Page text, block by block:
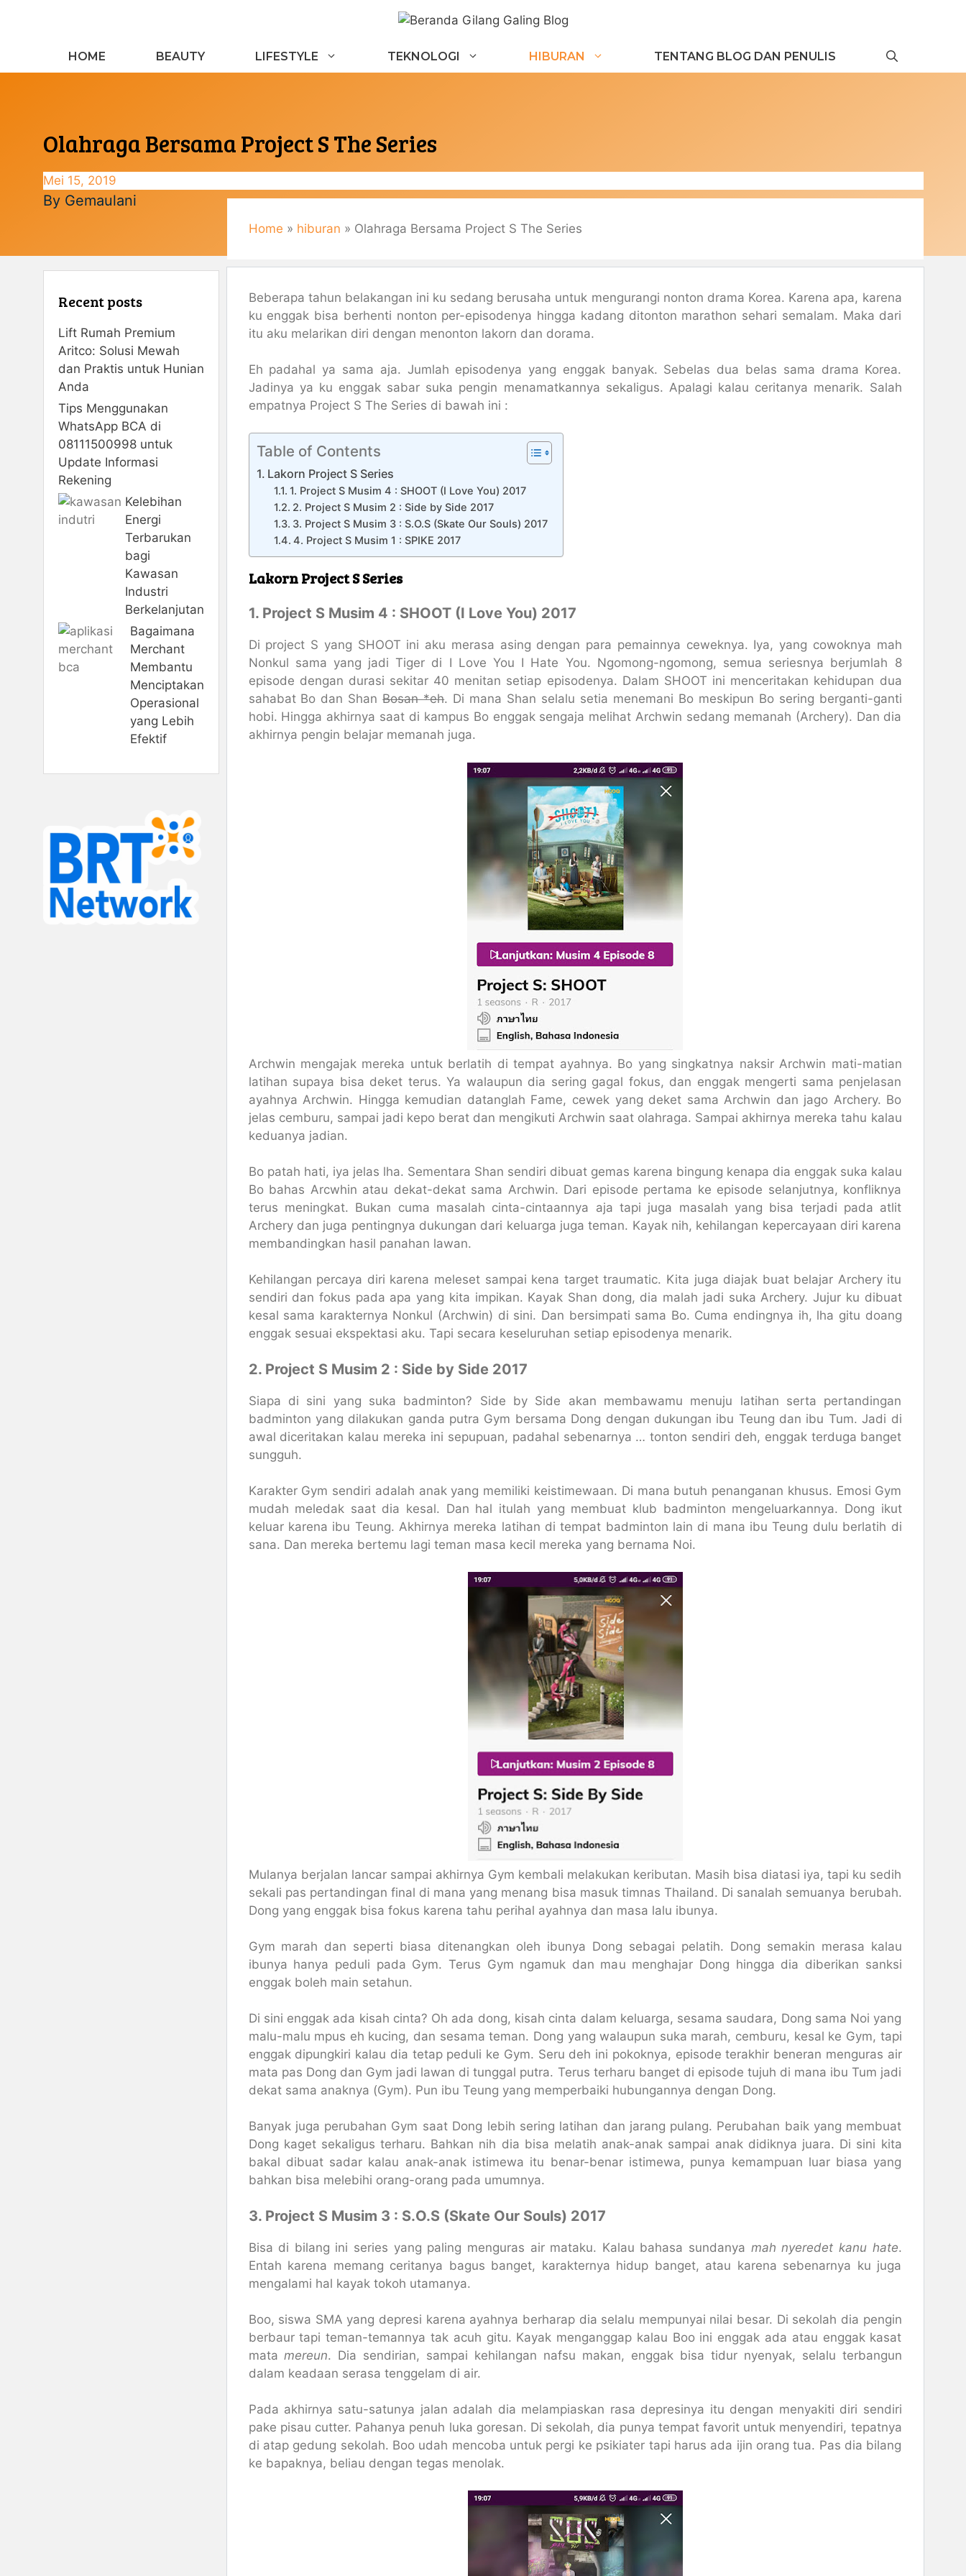
HOME BEAUTY LIFESTYLE TEKNOLOGI HIBURAN TENTANG BLOG DAN PENULIS
Olahraga Bersama Project S The Series
Mei 15, 2019
By Gemaulani
Home » hiburan » Olahraga Bersama Project S The Series
Beberapa tahun belakangan ini ku sedang berusaha untuk mengurangi nonton drama Korea. Karena apa, karena
ku enggak bisa berhenti nonton per-episodenya hingga kadang ditonton marathon sehari semalam. Maka dari
itu aku melarikan diri dengan menonton lakorn dan dorama.
Eh padahal ya sama aja. Jumlah episodenya yang enggak banyak. Sebelas dua belas sama drama Korea.
Jadinya ya ku enggak sabar suka pengin menamatkannya sekaligus. Apalagi kalau ceritanya menarik. Salah
empatnya Project S The Series di bawah ini :
Table of Contents
Lakorn Project S Series
1. Project S Musim 4 : SHOOT (I Love You) 2017
2. Project S Musim 2 : Side by Side 2017
3. Project S Musim 3 : S.O.S (Skate Our Souls) 2017
4. Project S Musim 1 : SPIKE 2017
Lakorn Project S Series
1. Project S Musim 4 : SHOOT (I Love You) 2017
Di project S yang SHOOT ini aku merasa asing dengan para pemainnya ceweknya. Iya, yang cowoknya mah
Nonkul sama yang jadi Tiger di I Love You I Hate You. Ngomong-ngomong, semua seriesnya berjumlah 8
episode dengan durasi sekitar 40 menitan setiap episodenya. Dalam SHOOT ini menceritakan kehidupan dua
sahabat Bo dan ShanBosan *eh. Di mana Shan selalu setia menemani Bo meskipun Bo sering berganti-ganti
hobi. Hingga akhirnya saat di kampus Bo enggak sengaja melihat Archwin sedang memanah (Archery). Dan dia
akhirnya pengin belajar memanah juga.
Archwin mengajak mereka untuk berlatih di tempat ayahnya. Bo yang singkatnya naksir Archwin mati-matian
latihan supaya bisa deket terus. Ya walaupun dia sering gagal fokus, dan enggak mengerti sama penjelasan
ayahnya Archwin. Hingga kemudian datanglah Fame, cewek yang deket sama Archwin dan jago Archery. Bo
jelas cemburu, sampai jadi kepo berat dan mengikuti Archwin saat olahraga. Sampai akhirnya mereka tahu kalau
keduanya jadian.
Bo patah hati, iya jelas lha. Sementara Shan sendiri dibuat gemas karena bingung kenapa dia enggak suka kalau
Bo bahas Arcwhin atau dekat-dekat sama Archwin. Dari episode pertama ke episode selanjutnya, konfliknya
terus meningkat. Bukan cuma masalah cinta-cintaannya aja tapi juga masalah yang bisa terjadi pada atlit
Archery dan juga pentingnya dukungan dari keluarga juga teman. Kayak nih, kehilangan kepercayaan diri karena
membandingkan hasil panahan lawan.
Kehilangan percaya diri karena meleset sampai kena target traumatic. Kita juga diajak buat belajar Archery itu
sendiri dan fokus pada apa yang kita impikan. Kayak Shan dong, dia malah jadi suka Archery. Jujur ku dibuat
kesal sama karakternya Nonkul (Archwin) di sini. Dan bersimpati sama Bo. Cuma endingnya ih, lha gitu doang
enggak sesuai ekspektasi aku. Tapi secara keseluruhan setiap episodenya menarik.
2. Project S Musim 2 : Side by Side 2017
Siapa di sini yang suka badminton? Side by Side akan membawamu menuju latihan serta pertandingan
badminton yang dilakukan ganda putra Gym bersama Dong dengan dukungan ibu Teung dan ibu Tum. Jadi di
awal diceritakan kalau mereka ini sepupuan, padahal sebenarnya … tonton sendiri deh, enggak terduga banget
sungguh.
Karakter Gym sendiri adalah anak yang memiliki keistimewaan. Di mana butuh penanganan khusus. Emosi Gym
mudah meledak saat dia kesal. Dan hal itulah yang membuat klub badminton mengeluarkannya. Dong ikut
keluar karena ibu Teung. Akhirnya mereka latihan di tempat badminton lain di mana ibu Teung dulu berlatih di
sana. Dan mereka bertemu lagi teman masa kecil mereka yang bernama Noi.
Mulanya berjalan lancar sampai akhirnya Gym kembali melakukan keributan. Masih bisa diatasi iya, tapi ku sedih
sekali pas pertandingan final di mana yang menang bisa masuk timnas Thailand. Di sanalah semuanya berubah.
Dong yang enggak bisa fokus karena tahu perihal ayahnya dan masa lalu ibunya.
Gym marah dan seperti biasa ditenangkan oleh ibunya Dong sebagai pelatih. Dong semakin merasa kalau
ibunya hanya peduli pada Gym. Terus Gym ngamuk dan mau menghajar Dong hingga dia diberikan sanksi
enggak boleh main setahun.
Di sini enggak ada kisah cinta? Oh ada dong, kisah cinta dalam keluarga, sesama saudara, Dong sama Noi yang
malu-malu mpus eh kucing, dan sesama teman. Dong yang walaupun suka marah, cemburu, kesal ke Gym, tapi
enggak dipungkiri kalau dia tetap peduli ke Gym. Seru deh ini pokoknya, episode terakhir beneran menguras air
mata pas Dong dan Gym jadi lawan di tunggal putra. Terus terharu banget di episode tujuh di mana ibu Tum jadi
dekat sama anaknya (Gym). Pun ibu Teung yang memperbaiki hubungannya dengan Dong.
Banyak juga perubahan Gym saat Dong lebih sering latihan dan jarang pulang. Perubahan baik yang membuat
Dong kaget sekaligus terharu. Bahkan nih dia bisa melatih anak-anak sampai anak didiknya juara. Di sini kita
bakal dibuat sadar kalau anak-anak istimewa itu benar-benar istimewa, punya kemampuan luar biasa yang
bahkan bisa melebihi orang-orang pada umumnya.
3. Project S Musim 3 : S.O.S (Skate Our Souls) 2017
Bisa di bilang ini series yang paling menguras air mataku. Kalau bahasa sundanya mah nyeredet kanu hate.
Entah karena memang ceritanya bagus banget, karakternya hidup banget, atau karena sebenarnya ku juga
mengalami hal kayak tokoh utamanya.
Boo, siswa SMA yang depresi karena ayahnya berharap dia selalu mempunyai nilai besar. Di sekolah dia pengin
berbaur tapi teman-temannya tak acuh gitu. Kayak menganggap kalau Boo ini enggak ada atau enggak kasat
matamereun. Dia sendirian, sampai kehilangan nafsu makan, enggak bisa tidur nyenyak, selalu terbangun
dalam keadaan serasa tenggelam di air.
Pada akhirnya satu-satunya jalan adalah dia melampiaskan rasa depresinya itu dengan menyakiti diri sendiri
pake pisau cutter. Pahanya penuh luka goresan. Di sekolah, dia punya tempat favorit untuk menyendiri, tepatnya
di atap gedung sekolah. Boo udah mencoba untuk pergi ke psikiater tapi harus ada ijin orang tua. Pas dia bilang
ke bapaknya, beliau dengan tegas menolak.
Recent posts
Lift Rumah Premium
Aritco: Solusi Mewah
dan Praktis untuk Hunian
Anda
Tips Menggunakan
WhatsApp BCA di
08111500998 untuk
Update Informasi
Rekening
Kelebihan
Energi
Terbarukan
bagi
Kawasan
Industri
Berkelanjutan
Bagaimana
Merchant
Membantu
Menciptakan
Operasional
yang Lebih
Efektif